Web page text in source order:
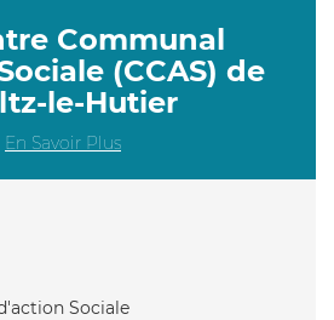
Communal
(CCAS) de
le-Hutier
En Savoir Plus
Sociale